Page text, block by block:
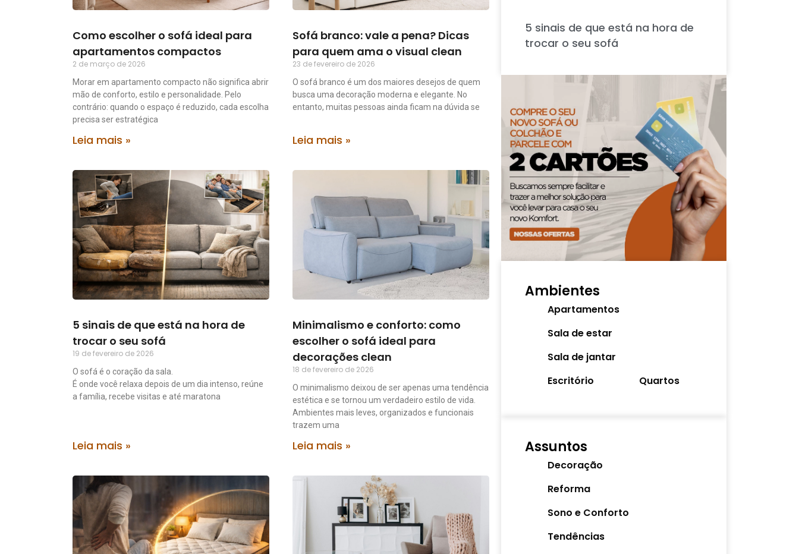
Como escolher o sofá ideal para
apartamentos compactos
2 de março de 2026
Morar em apartamento compacto não significa abrir
mão de conforto, estilo e personalidade. Pelo
contrário: quando o espaço é reduzido, cada escolha
precisa ser estratégica
Leia mais »
Sofá branco: vale a pena? Dicas
para quem ama o visual clean
23 de fevereiro de 2026
O sofá branco é um dos maiores desejos de quem
busca uma decoração moderna e elegante. No
entanto, muitas pessoas ainda ficam na dúvida se
Leia mais »
5 sinais de que está na hora de
trocar o seu sofá
19 de fevereiro de 2026
O sofá é o coração da sala.
É onde você relaxa depois de um dia intenso, reúne
a família, recebe visitas e até maratona
Leia mais »
Minimalismo e conforto: como
escolher o sofá ideal para
decorações clean
18 de fevereiro de 2026
O minimalismo deixou de ser apenas uma tendência
estética e se tornou um verdadeiro estilo de vida.
Ambientes mais leves, organizados e funcionais
trazem uma
Leia mais »
5 sinais de que está na hora de
trocar o seu sofá
Ambientes
Apartamentos
Sala de estar
Sala de jantar
Escritório
Quartos
Assuntos
Decoração
Reforma
Sono e Conforto
Tendências